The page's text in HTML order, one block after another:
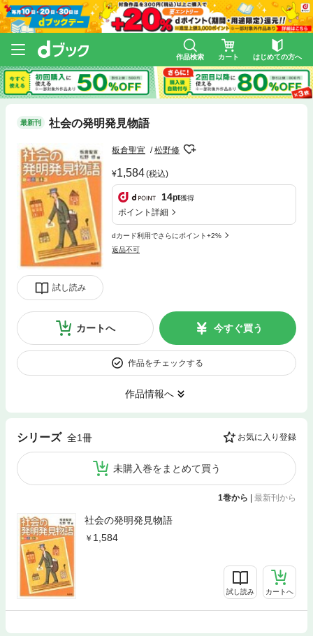
作品検索 カート はじめての方へ
最新刊 社会の発明発見物語
試し読み
板倉聖宣 松野修
1,584(税込)
14pt獲得
ポイント詳細
dカード利用でさらにポイント+2%
返品不可
カートへ 今すぐ買う
作品をチェックする
作品情報へ
シリーズ 全1冊 お気に入り登録
未購入巻をまとめて買う
1巻から 最新刊から
社会の発明発見物語
1,584
試し読み カートへ